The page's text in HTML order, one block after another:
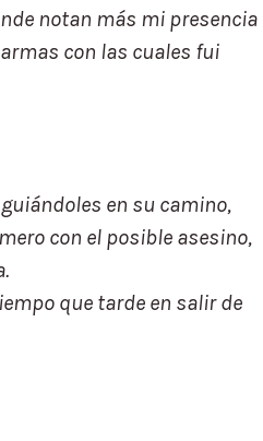
notan más mi presencia
con las cuales fui
en su camino,
con el posible asesino,
que tarde en salir de